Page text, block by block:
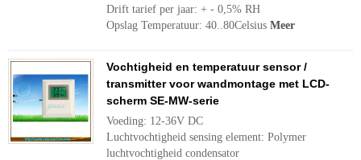
Drift tarief per jaar: + - 0,5% RH
Opslag Temperatuur: 40..80Celsius Meer
Vochtigheid en temperatuur sensor /
transmitter voor wandmontage met LCD-
scherm SE-MW-serie
Voeding: 12-36V DC
Luchtvochtigheid sensing element: Polymer
luchtvochtigheid condensator